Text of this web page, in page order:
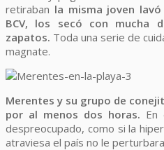
retiraban la misma joven
BCV, los secó con mucha
zapatos. Toda una serie de
magnate.
Merentes y su grupo de
por al menos dos horas. En
despreocupado, como si la
atraviesa el país no le